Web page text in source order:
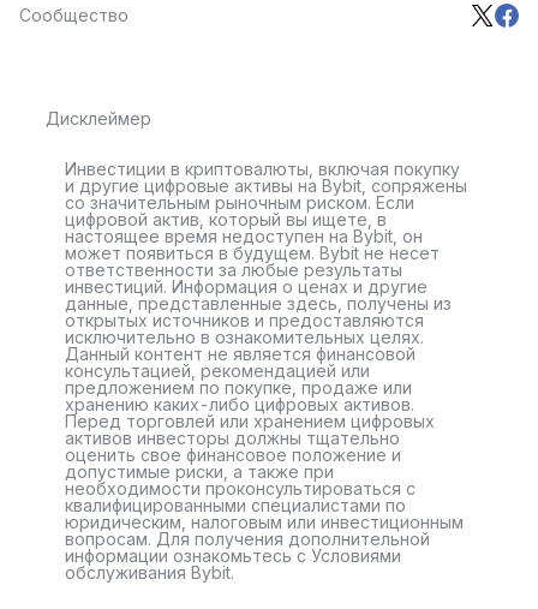
Сообщество
Дисклеймер
Инвестиции в криптовалюты, включая покупку
и другие цифровые активы на Bybit, сопряжены
со значительным рыночным риском. Если
цифровой актив, который вы ищете, в
настоящее время недоступен на Bybit, он
может появиться в будущем. Bybit не несет
ответственности за любые результаты
инвестиций. Информация о ценах и другие
данные, представленные здесь, получены из
открытых источников и предоставляются
исключительно в ознакомительных целях.
Данный контент не является финансовой
консультацией, рекомендацией или
предложением по покупке, продаже или
хранению каких-либо цифровых активов.
Перед торговлей или хранением цифровых
активов инвесторы должны тщательно
оценить свое финансовое положение и
допустимые риски, а также при
необходимости проконсультироваться с
квалифицированными специалистами по
юридическим, налоговым или инвестиционным
вопросам. Для получения дополнительной
информации ознакомьтесь с Условиями
обслуживания Bybit.